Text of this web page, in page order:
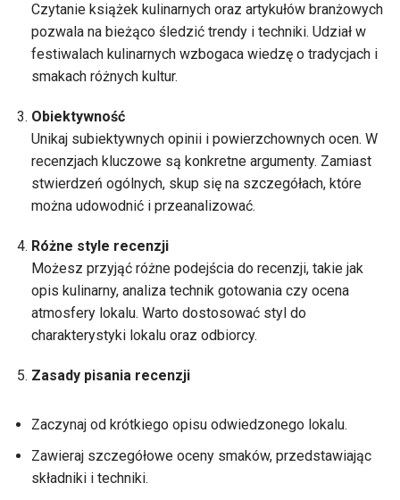
Czytanie książek kulinarnych oraz artykułów branżowych
pozwala na bieżąco śledzić trendy i techniki. Udział w
festiwalach kulinarnych wzbogaca wiedzę o tradycjach i
smakach różnych kultur.
Obiektywność
Unikaj subiektywnych opinii i powierzchownych ocen. W
recenzjach kluczowe są konkretne argumenty. Zamiast
stwierdzeń ogólnych, skup się na szczegółach, które
można udowodnić i przeanalizować.
Różne style recenzji
Możesz przyjąć różne podejścia do recenzji, takie jak
opis kulinarny, analiza technik gotowania czy ocena
atmosfery lokalu. Warto dostosować styl do
charakterystyki lokalu oraz odbiorcy.
Zasady pisania recenzji
Zaczynaj od krótkiego opisu odwiedzonego lokalu.
Zawieraj szczegółowe oceny smaków, przedstawiając
składniki i techniki.